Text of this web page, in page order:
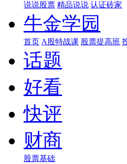
说说股票 精品说说 认证砖家
牛金学园
首页 A股特战课 股票提高班
话题
好看
快评
财商
股票基础